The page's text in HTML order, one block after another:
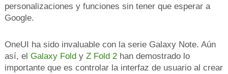
personalizaciones y funciones sin tener que esperar a
Google.
OneUI ha sido invaluable con la serie Galaxy Note. Aún
así, el Galaxy Foldy Z Fold 2han demostrado lo
importante que es controlar la interfaz de usuario al crear